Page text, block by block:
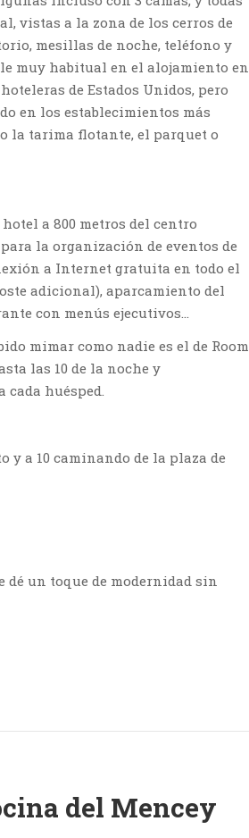
vistas a la zona de los cerros de
mesillas de noche, teléfono y
muy habitual en el alojamiento en
de Estados Unidos, pero
en los establecimientos más
la tarima flotante, el parquet o
a 800 metros del centro
la organización de eventos de
a Internet gratuita en todo el
adicional), aparcamiento del
con menús ejecutivos…
mimar como nadie es el de Room
las 10 de la noche y
huésped.
y a 10 caminando de la plaza de
un toque de modernidad sin
del Mencey